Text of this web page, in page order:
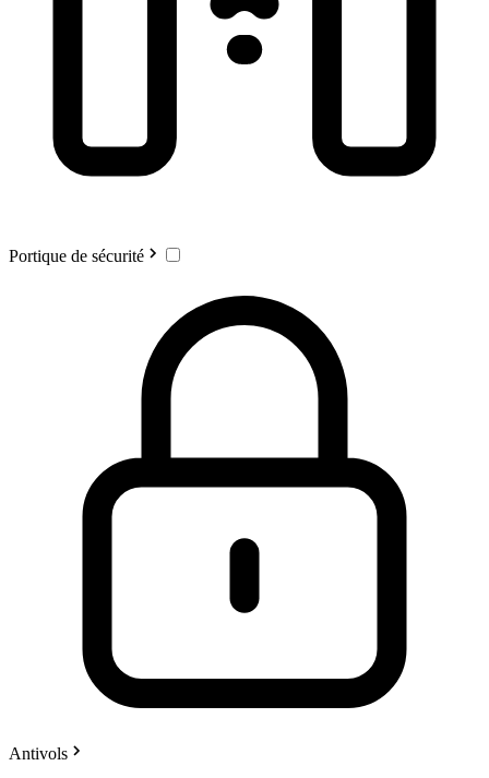
Portique de sécurité
Antivols